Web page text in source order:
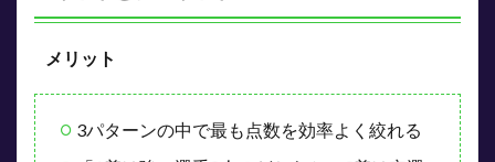
メリット
3パターンの中で最も点数を効率よく絞れる